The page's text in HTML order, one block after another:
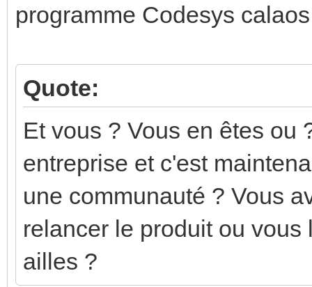
programme Codesys
Quote:
Et vous ? Vous en êtes ou
entreprise et c'est
une communauté ? Vous
relancer le produit ou
ailles ?